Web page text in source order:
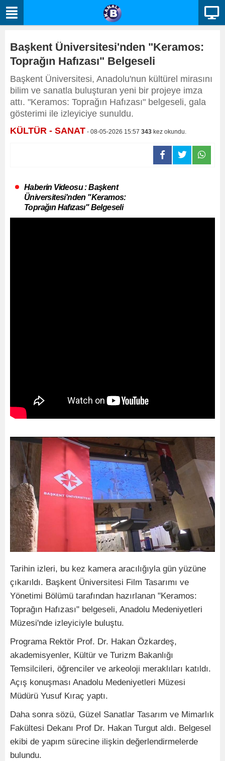
Başkent Üniversitesi'nden "Keramos:
Toprağın Hafızası" Belgeseli
Başkent Üniversitesi, Anadolu'nun kültürel mirasını
bilim ve sanatla buluşturan yeni bir projeye imza
attı. "Keramos: Toprağın Hafızası" belgeseli, gala
gösterimi ile izleyiciye sunuldu.
KÜLTÜR - SANAT - 08-05-2026 15:57 343 kez okundu.
Haberin Videosu : Başkent
Üniversitesi'nden "Keramos:
Toprağın Hafızası" Belgeseli
Tarihin izleri, bu kez kamera aracılığıyla gün yüzüne
çıkarıldı. Başkent Üniversitesi Film Tasarımı ve
Yönetimi Bölümü tarafından hazırlanan "Keramos:
Toprağın Hafızası" belgeseli, Anadolu Medeniyetleri
Müzesi'nde izleyiciyle buluştu.
Programa Rektör Prof. Dr. Hakan Özkardeş,
akademisyenler, Kültür ve Turizm Bakanlığı
Temsilcileri, öğrenciler ve arkeoloji meraklıları katıldı.
Açış konuşması Anadolu Medeniyetleri Müzesi
Müdürü Yusuf Kıraç yaptı.
Daha sonra sözü, Güzel Sanatlar Tasarım ve Mimarlık
Fakültesi Dekanı Prof Dr. Hakan Turgut aldı. Belgesel
ekibi de yapım sürecine ilişkin değerlendirmelerde
bulundu.